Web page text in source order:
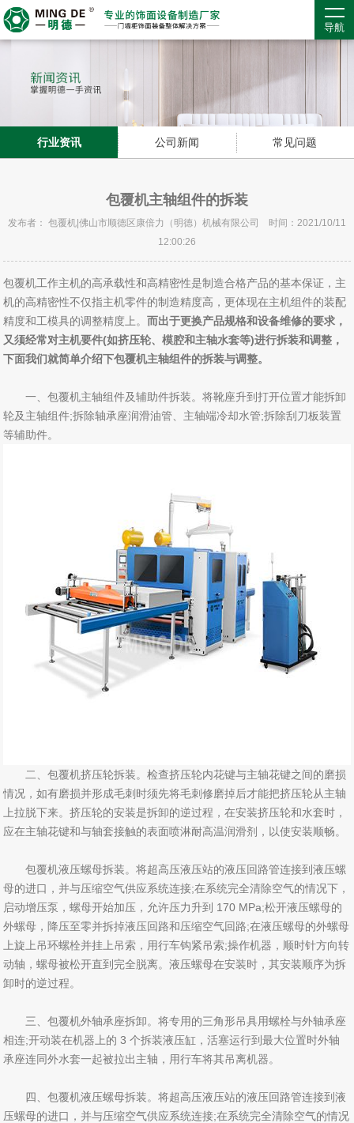
导航
行业资讯 公司新闻 常见问题
包覆机主轴组件的拆装
发布者： 包覆机|佛山市顺德区康倍力（明德）机械有限公司 时间：2021/10/11
12:00:26
包覆机工作主机的高承载性和高精密性是制造合格产品的基本保证，主
机的高精密性不仅指主机零件的制造精度高，更体现在主机组件的装配
精度和工模具的调整精度上。而出于更换产品规格和设备维修的要求，
又须经常对主机要件(如挤压轮、模腔和主轴水套等)进行拆装和调整，
下面我们就简单介绍下包覆机主轴组件的拆装与调整。
一、包覆机主轴组件及辅助件拆装。将靴座升到打开位置才能拆卸
轮及主轴组件;拆除轴承座润滑油管、主轴端冷却水管;拆除刮刀板装置
等辅助件。
二、包覆机挤压轮拆装。检查挤压轮内花键与主轴花键之间的磨损
情况，如有磨损并形成毛刺时须先将毛刺修磨掉后才能把挤压轮从主轴
上拉脱下来。挤压轮的安装是拆卸的逆过程，在安装挤压轮和水套时，
应在主轴花键和与轴套接触的表面喷淋耐高温润滑剂，以使安装顺畅。
包覆机液压螺母拆装。将超高压液压站的液压回路管连接到液压螺
母的进口，并与压缩空气供应系统连接;在系统完全清除空气的情况下，
启动增压泵，螺母开始加压，允许压力升到 170 MPa;松开液压螺母的
外螺母，降压至零并拆掉液压回路和压缩空气回路;在液压螺母的外螺母
上旋上吊环螺栓并挂上吊索，用行车钩紧吊索;操作机器，顺时针方向转
动轴，螺母被松开直到完全脱离。液压螺母在安装时，其安装顺序为拆
卸时的逆过程。
三、包覆机外轴承座拆卸。将专用的三角形吊具用螺栓与外轴承座
相连;开动装在机器上的 3 个拆装液压缸，活塞运行到最大位置时外轴
承座连同外水套一起被拉出主轴，用行车将其吊离机器。
四、包覆机液压螺母拆装。将超高压液压站的液压回路管连接到液
压螺母的进口，并与压缩空气供应系统连接;在系统完全清除空气的情况